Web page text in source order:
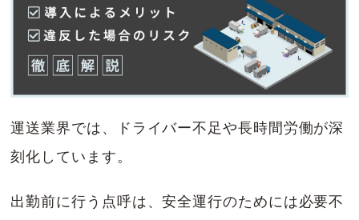
運送業界では、ドライバー不足や長時間労働が深
刻化しています。
出勤前に行う点呼は、安全運行のためには必要不